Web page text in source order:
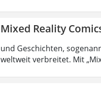
Mixed Reality
und Geschichten,
weltweit verbreitet. Mit